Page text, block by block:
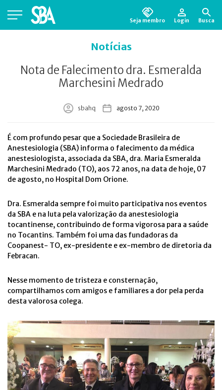
Seja membro Login Busca
Notícias
Nota de Falecimento dra. Esmeralda
Marchesini Medrado
sbahq agosto 7, 2020
É com profundo pesar que a Sociedade Brasileira de
Anestesiologia (SBA) informa o falecimento da médica
anestesiologista, associada da SBA, dra. Maria Esmeralda
Marchesini Medrado (TO), aos 72 anos, na data de hoje, 07
de agosto, no Hospital Dom Orione.
Dra. Esmeralda sempre foi muito participativa nos eventos
da SBA e na luta pela valorização da anestesiologia
tocantinense, contribuindo de forma vigorosa para a saúde
no Tocantins. Também foi uma das fundadoras da
Coopanest- TO, ex-presidente e ex-membro de diretoria da
Febracan.
Nesse momento de tristeza e consternação,
compartilhamos com amigos e familiares a dor pela perda
desta valorosa colega.